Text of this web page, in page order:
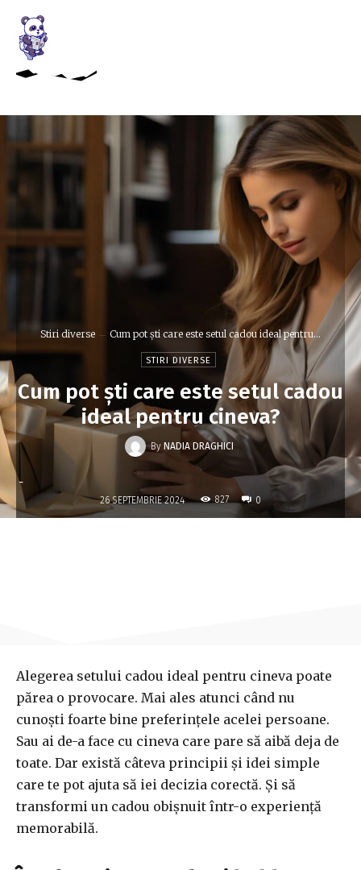
Stiri diverse Cum pot ști care este setul cadou ideal pentru...
STIRI DIVERSE
Cum pot ști care este setul cadou
ideal pentru cineva?
By NADIA DRAGHICI
-
26 SEPTEMBRIE 2024 827 0
Alegerea setului cadou ideal pentru cineva poate
părea o provocare. Mai ales atunci când nu
cunoști foarte bine preferințele acelei persoane.
Sau ai de-a face cu cineva care pare să aibă deja de
toate. Dar există câteva principii și idei simple
care te pot ajuta să iei decizia corectă. Și să
transformi un cadou obișnuit într-o experiență
memorabilă.